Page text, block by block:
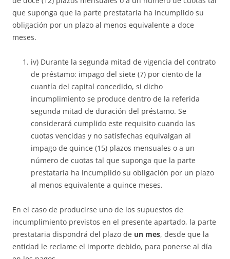
que suponga que la parte prestataria ha incumplido su
obligación por un plazo al menos equivalente a doce
meses.
iv) Durante la segunda mitad de vigencia del contrato
de préstamo: impago del siete (7) por ciento de la
cuantía del capital concedido, si dicho
incumplimiento se produce dentro de la referida
segunda mitad de duración del préstamo. Se
considerará cumplido este requisito cuando las
cuotas vencidas y no satisfechas equivalgan al
impago de quince (15) plazos mensuales o a un
número de cuotas tal que suponga que la parte
prestataria ha incumplido su obligación por un plazo
al menos equivalente a quince meses.
En el caso de producirse uno de los supuestos de
incumplimiento previstos en el presente apartado, la parte
prestataria dispondrá del plazo de un mes, desde que la
entidad le reclame el importe debido, para ponerse al día